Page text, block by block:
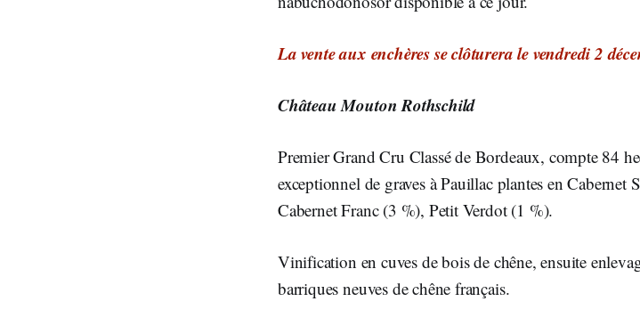
La vente aux enchères se clôturera le vendredi 2
Château Mouton Rothschild
Premier Grand Cru Classé de Bordeaux, compte 84
exceptionnel de graves à Pauillac plantes en
Cabernet Franc (3 %), Petit Verdot (1 %).
Vinification en cuves de bois de chêne, ensuite
barriques neuves de chêne français.